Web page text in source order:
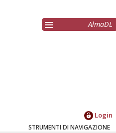
AlmaDL
Login
STRUMENTI DI NAVIGAZIONE